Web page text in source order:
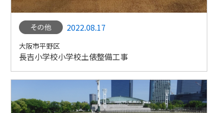
2022.08.17
大阪市平野区
長吉小学校小学校土俵整備工事